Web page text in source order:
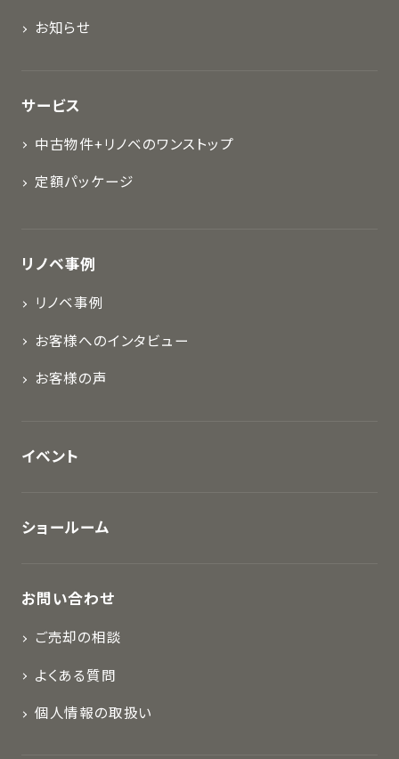
お知らせ
サービス
中古物件+リノベのワンストップ
定額パッケージ
リノベ事例
リノベ事例
お客様へのインタビュー
お客様の声
イベント
ショールーム
お問い合わせ
ご売却の相談
よくある質問
個人情報の取扱い